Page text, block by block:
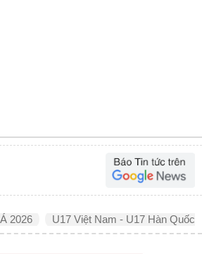
2026 U17 Việt Nam - U17 Hàn Quốc